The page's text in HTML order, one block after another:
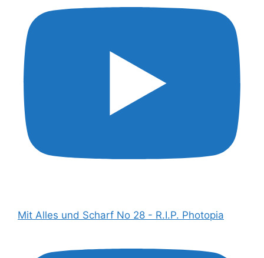
Mit Alles und Scharf No 28 - R.I.P. Photopia